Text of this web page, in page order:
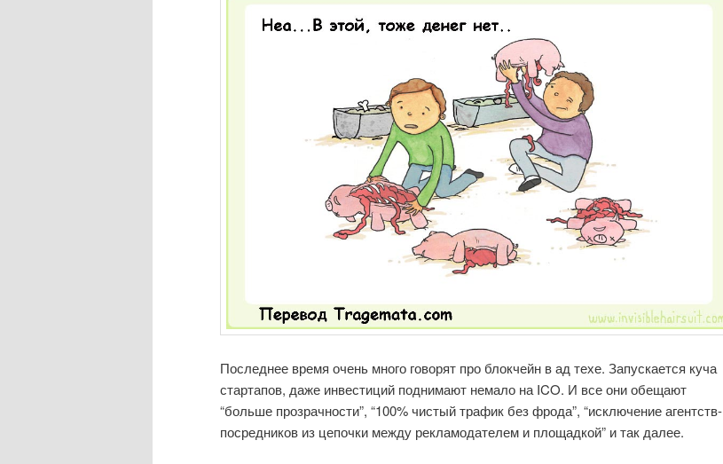
Последнее время очень много говорят про блокчейн в ад техе. Запускается куча
стартапов, даже инвестиций поднимают немало на ICO. И все они обещают
“больше прозрачности”, “100% чистый трафик без фрода”, “исключение агентств-
посредников из цепочки между рекламодателем и площадкой” и так далее.